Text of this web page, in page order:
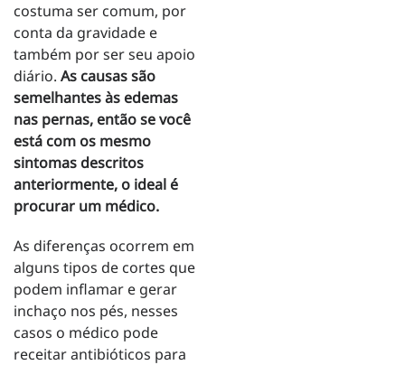
costuma ser comum, por
conta da gravidade e
também por ser seu apoio
diário. As causas são
semelhantes às edemas
nas pernas, então se você
está com os mesmo
sintomas descritos
anteriormente, o ideal é
procurar um médico.
As diferenças ocorrem em
alguns tipos de cortes que
podem inflamar e gerar
inchaço nos pés, nesses
casos o médico pode
receitar antibióticos para